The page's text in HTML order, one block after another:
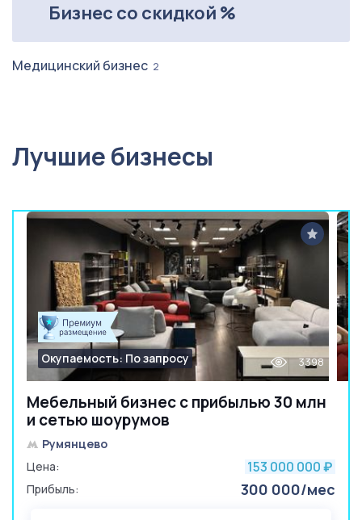
Бизнес со скидкой %
Медицинский бизнес 2
Лучшие бизнесы
Мебельный бизнес с прибылью 30 млн
и сетью шоурумов
Окупаемость: По запросу 3398
Румянцево
Цена:
153 000 000 ₽
Прибыль: 300 000/мес